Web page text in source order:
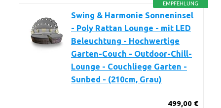
EMPFEHLUNG
Swing & Harmonie Sonneninsel
- Poly Rattan Lounge - mit LED
Beleuchtung - Hochwertige
Garten-Couch - Outdoor-Chill-
Lounge - Couchliege Garten -
Sunbed - (210cm, Grau)
499,00 €